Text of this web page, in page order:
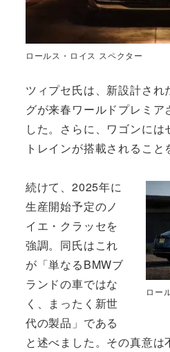
ロールス・ロイス スペクター
ツィプセ氏は、新設計され
グが来春ワールドプレミア
した。さらに、ワゴンに
トレインが搭載されること
ロー
続けて、2025年に
生産開始予定のノ
イエ・クラッセを
強調。同氏はこれ
が「単なるBMWブ
ランドの車ではな
く、まったく新世
代の製品」である
と述べました。その真意